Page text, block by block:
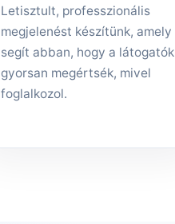
Letisztult, professzionális
megjelenést készítünk, amely
segít abban, hogy a látogatók
gyorsan megértsék, mivel
foglalkozol.